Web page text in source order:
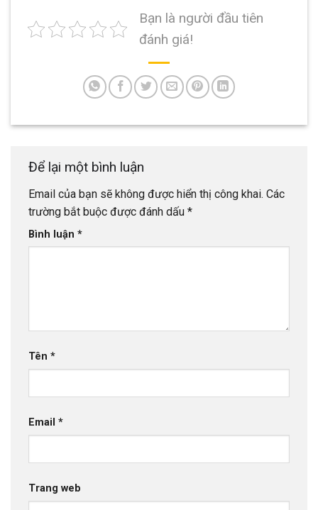
Bạn là người đầu tiên
đánh giá!
Để lại một bình luận
Email của bạn sẽ không được hiển thị công khai. Các
trường bắt buộc được đánh dấu *
Bình luận *
Tên *
Email *
Trang web